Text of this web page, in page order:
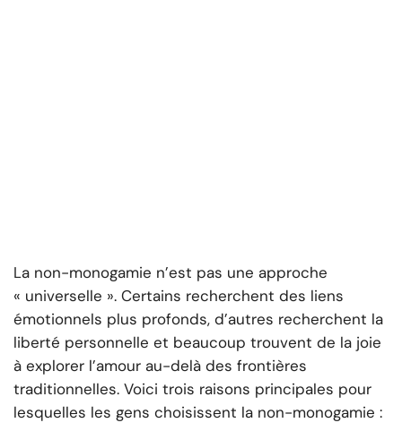
La non-monogamie n’est pas une approche
« universelle ». Certains recherchent des liens
émotionnels plus profonds, d’autres recherchent la
liberté personnelle et beaucoup trouvent de la joie
à explorer l’amour au-delà des frontières
traditionnelles. Voici trois raisons principales pour
lesquelles les gens choisissent la non-monogamie :